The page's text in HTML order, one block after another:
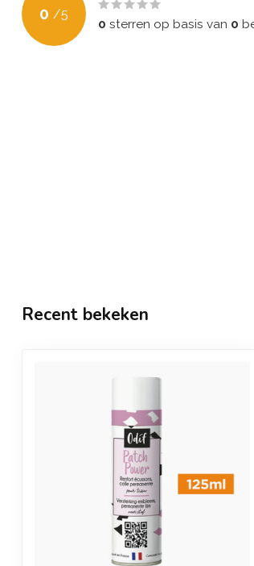
0 /5
0 sterren op basis van 0
Recent bekeken